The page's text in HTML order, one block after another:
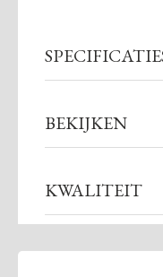
BEKIJKEN
KWALITEIT